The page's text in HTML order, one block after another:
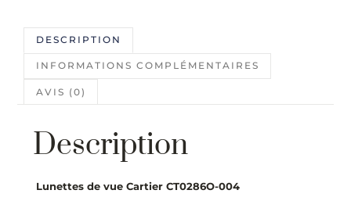
DESCRIPTION
INFORMATIONS COMPLÉMENTAIRES
AVIS (0)
Description
Lunettes de vue Cartier CT0286O-004